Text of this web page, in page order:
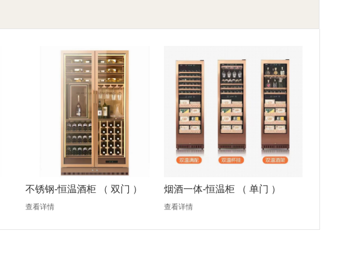
不锈钢-恒温酒柜 （ 双门 ）
查看详情
烟酒一体-恒温柜 （ 单门 ）
查看详情